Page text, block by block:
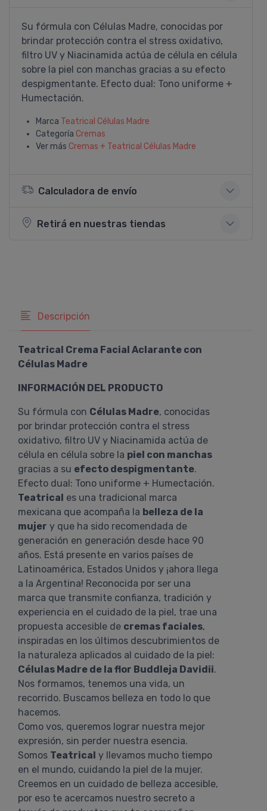
Su fórmula con Células Madre, conocidas por
brindar protección contra el stress oxidativo,
filtro UV y Niacinamida actúa de célula en célula
sobre la piel con manchas gracias a su efecto
despigmentante. Efecto dual: Tono uniforme +
Humectación.
Marca Teatrical Células Madre
Categoría Cremas
Ver más Cremas + Teatrical Células Madre
Calculadora de envío
Retirá en nuestras tiendas
Descripción
Teatrical Crema Facial Aclarante con
Células Madre
INFORMACIÓN DEL PRODUCTO
Su fórmula con Células Madre, conocidas
por brindar protección contra el stress
oxidativo, filtro UV y Niacinamida actúa de
célula en célula sobre la piel con manchas
gracias a su efecto despigmentante.
Efecto dual: Tono uniforme + Humectación.
Teatrical es una tradicional marca
mexicana que acompaña la belleza de la
mujer y que ha sido recomendada de
generación en generación desde hace 90
años. Está presente en varios países de
Latinoamérica, Estados Unidos y ¡ahora llega
a la Argentina! Reconocida por ser una
marca que transmite confianza, tradición y
experiencia en el cuidado de la piel, trae una
propuesta accesible de cremas faciales,
inspiradas en los últimos descubrimientos de
la naturaleza aplicados al cuidado de la piel:
Células Madre de la flor Buddleja Davidii.
Nos formamos, tenemos una vida, un
recorrido. Buscamos belleza en todo lo que
hacemos.
Como vos, queremos lograr nuestra mejor
expresión, sin perder nuestra esencia.
Somos Teatrical y llevamos mucho tiempo
en el mundo, cuidando la piel de la mujer.
Creemos en un cuidado de belleza accesible,
por eso te acercamos nuestro secreto a